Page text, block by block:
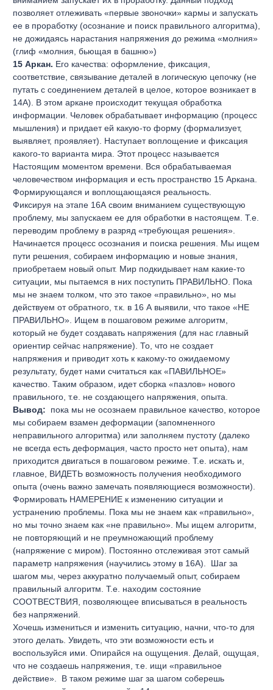
позволяет отлеживать «первые звоночки» кармы и запускать
ее в проработку (осознание и поиск правильного алгоритма),
не дожидаясь нарастания напряжения до режима «молния»
(глиф «молния, бьющая в башню»)
15 Аркан. Его качества: оформление, фиксация,
соответствие, связывание деталей в логическую цепочку (не
путать с соединением деталей в целое, которое возникает в
14А). В этом аркане происходит текущая обработка
информации. Человек обрабатывает информацию (процесс
мышления) и придает ей какую-то форму (формализует,
выявляет, проявляет). Наступает воплощение и фиксация
какого-то варианта мира. Этот процесс называется
Настоящим моментом времени. Вся обрабатываемая
человечеством информация и есть пространство 15 Аркана.
Формирующаяся и воплощающаяся реальность.
Фиксируя на этапе 16А своим вниманием существующую
проблему, мы запускаем ее для обработки в настоящем. Т.е.
переводим проблему в разряд «требующая решения».
Начинается процесс осознания и поиска решения. Мы ищем
пути решения, собираем информацию и новые знания,
приобретаем новый опыт. Мир подкидывает нам какие-то
ситуации, мы пытаемся в них поступить ПРАВИЛЬНО. Пока
мы не знаем толком, что это такое «правильно», но мы
действуем от обратного, т.к. в 16 А выявили, что такое «НЕ
ПРАВИЛЬНО». Ищем в пошаговом режиме алгоритм,
который не будет создавать напряжения (для нас главный
ориентир сейчас напряжение). То, что не создает
напряжения и приводит хоть к какому-то ожидаемому
результату, будет нами считаться как «ПАВИЛЬНОЕ»
качество. Таким образом, идет сборка «пазлов» нового
правильного, т.е. не создающего напряжения, опыта.
Вывод:
пока мы не осознаем правильное качество, которое
мы собираем взамен деформации (запомненного
неправильного алгоритма) или заполняем пустоту (далеко
не всегда есть деформация, часто просто нет опыта), нам
приходится двигаться в пошаговом режиме. Т.е. искать и,
главное, ВИДЕТЬ возможность получения необходимого
опыта (очень важно замечать появляющиеся возможности).
Формировать НАМЕРЕНИЕ к изменению ситуации и
устранению проблемы. Пока мы не знаем как «правильно»,
но мы точно знаем как «не правильно». Мы ищем алгоритм,
не повторяющий и не преумножающий проблему
(напряжение с миром). Постоянно отслеживая этот самый
параметр напряжения (научились этому в 16А).
Шаг за
шагом мы, через аккуратно получаемый опыт, собираем
правильный алгоритм. Т.е. находим состояние
СООТВЕСТВИЯ, позволяющее вписываться в реальность
без напряжений.
Хочешь измениться и изменить ситуацию, начни, что-то для
этого делать. Увидеть, что эти возможности есть и
воспользуйся ими. Опирайся на ощущения. Делай, ощущая,
что не создаешь напряжения, т.е. ищи «правильное
действие».
В таком режиме шаг за шагом соберешь